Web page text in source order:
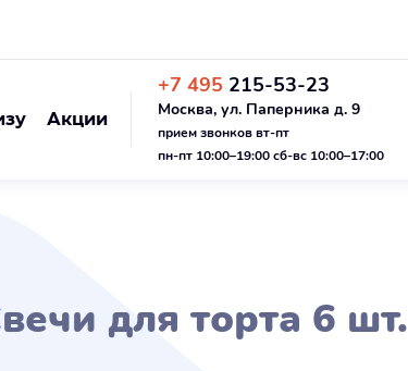
Акции
+7 495 215-53-23
Москва, ул. Паперника д. 9
прием звонков вт-пт
пн-пт 10:00–19:00 сб-вс 10:00–17:00
для торта 6 шт.